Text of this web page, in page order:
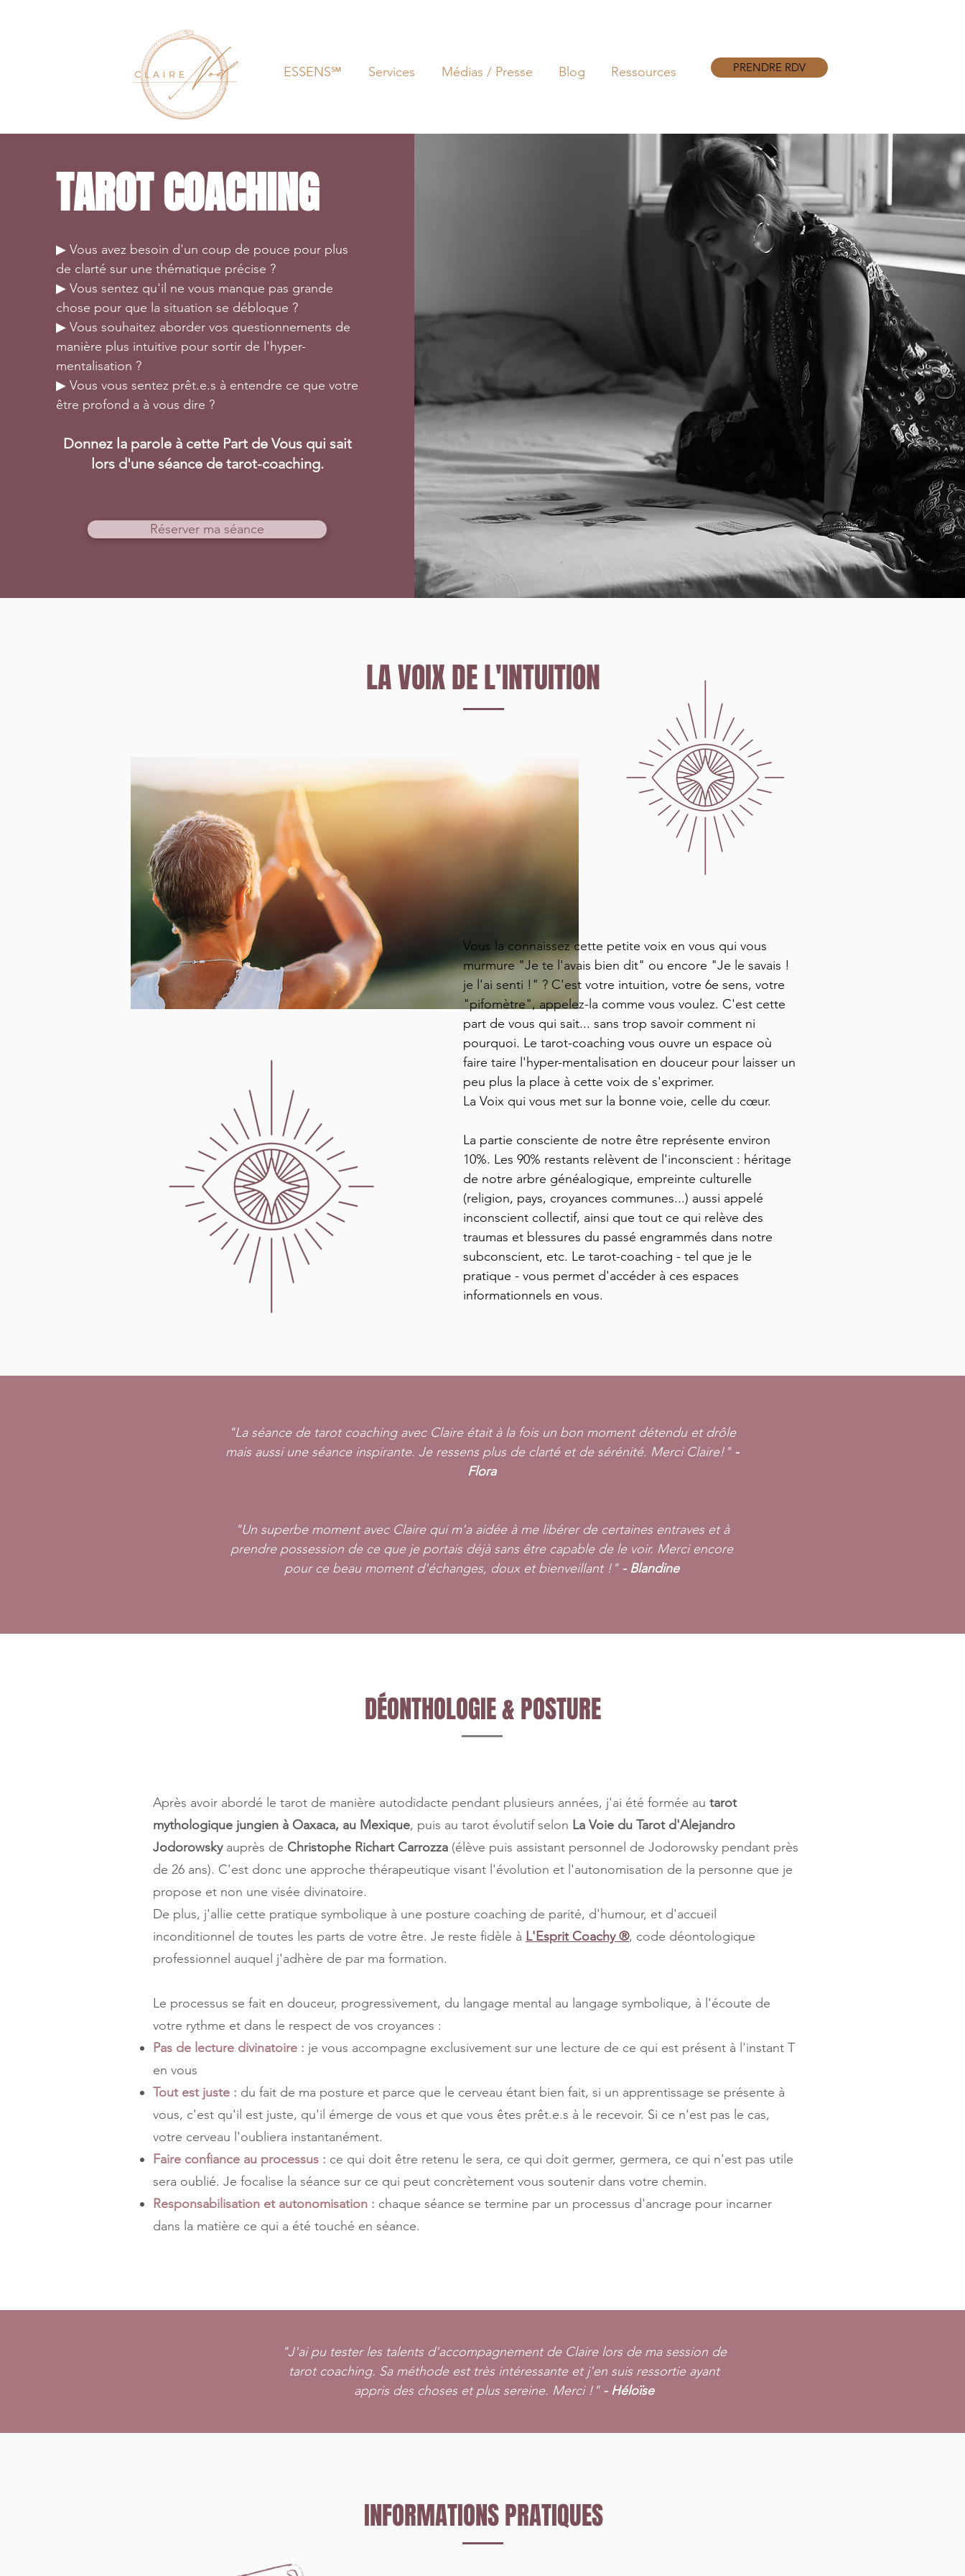
ESSENS℠ Services Médias / Presse Blog Ressources PRENDRE RDV
TAROT COACHING
▶ Vous avez besoin d'un coup de pouce pour plus
de clarté sur une thématique précise ?
▶ Vous sentez qu'il ne vous manque pas grande
chose pour que la situation se débloque ?
▶ Vous souhaitez aborder vos questionnements de
manière plus intuitive pour sortir de l'hyper-
mentalisation ?
▶ Vous vous sentez prêt.e.s à entendre ce que votre
être profond a à vous dire ?
Donnez la parole à cette Part de Vous qui sait
lors d'une séance de tarot-coaching.
Réserver ma séance
LA VOIX DE L'INTUITION
Vous la connaissez cette petite voix en vous qui vous
murmure "Je te l'avais bien dit" ou encore "Je le savais !
je l'ai senti !" ? C'est votre intuition, votre 6e sens, votre
"pifomètre", appelez-la comme vous voulez. C'est cette
part de vous qui sait... sans trop savoir comment ni
pourquoi. Le tarot-coaching vous ouvre un espace où
faire taire l'hyper-mentalisation en douceur pour laisser un
peu plus la place à cette voix de s'exprimer.
La Voix qui vous met sur la bonne voie, celle du cœur.
La partie consciente de notre être représente environ
10%. Les 90% restants relèvent de l'inconscient : héritage
de notre arbre généalogique, empreinte culturelle
(religion, pays, croyances communes...) aussi appelé
inconscient collectif, ainsi que tout ce qui relève des
traumas et blessures du passé engrammés dans notre
subconscient, etc. Le tarot-coaching - tel que je le
pratique - vous permet d'accéder à ces espaces
informationnels en vous.
"La séance de tarot coaching avec Claire était à la fois un bon moment détendu et drôle
mais aussi une séance inspirante. Je ressens plus de clarté et de sérénité. Merci Claire!" -
Flora
"Un superbe moment avec Claire qui m'a aidée à me libérer de certaines entraves et à
prendre possession de ce que je portais déjà sans être capable de le voir. Merci encore
pour ce beau moment d'échanges, doux et bienveillant !" - Blandine
DÉONTHOLOGIE & POSTURE
Après avoir abordé le tarot de manière autodidacte pendant plusieurs années, j'ai été formée au tarot
mythologique jungien à Oaxaca, au Mexique, puis au tarot évolutif selon La Voie du Tarot d'Alejandro
Jodorowskyauprès de Christophe Richart Carrozza (élève puis assistant personnel de Jodorowsky pendant près
de 26 ans). C'est donc une approche thérapeutique visant l'évolution et l'autonomisation de la personne que je
propose et non une visée divinatoire.
De plus, j'allie cette pratique symbolique à une posture coaching de parité, d'humour, et d'accueil
inconditionnel de toutes les parts de votre être. Je reste fidèle à L'Esprit Coachy ®, code déontologique
professionnel auquel j'adhère de par ma formation.
Le processus se fait en douceur, progressivement, du langage mental au langage symbolique, à l'écoute de
votre rythme et dans le respect de vos croyances :
Pas de lecture divinatoire : je vous accompagne exclusivement sur une lecture de ce qui est présent à l'instant T
en vous
Tout est juste : du fait de ma posture et parce que le cerveau étant bien fait, si un apprentissage se présente à
vous, c'est qu'il est juste, qu'il émerge de vous et que vous êtes prêt.e.s à le recevoir. Si ce n'est pas le cas,
votre cerveau l'oubliera instantanément.
Faire confiance au processus : ce qui doit être retenu le sera, ce qui doit germer, germera, ce qui n'est pas utile
sera oublié. Je focalise la séance sur ce qui peut concrètement vous soutenir dans votre chemin.
Responsabilisation et autonomisation : chaque séance se termine par un processus d'ancrage pour incarner
dans la matière ce qui a été touché en séance.
"J'ai pu tester les talents d'accompagnement de Claire lors de ma session de
tarot coaching. Sa méthode est très intéressante et j'en suis ressortie ayant
appris des choses et plus sereine. Merci !" - Héloïse
INFORMATIONS PRATIQUES